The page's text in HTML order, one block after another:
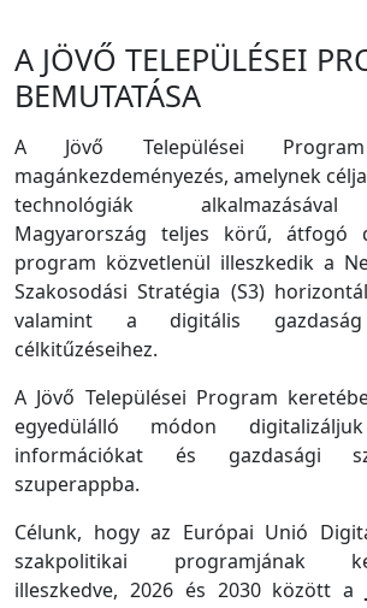
A JÖVŐ TELEPÜLÉSEI
BEMUTATÁSA
A Jövő Települései
magánkezdeményezés, amelynek
technológiák alkalmazásával
Magyarország teljes körű, átfogó
program közvetlenül illeszkedik a
Szakosodási Stratégia (S3)
valamint a digitális gazdaság
célkitűzéseihez.
A Jövő Települései Program
egyedülálló módon
információkat és gazdasági
szuperappba.
Célunk, hogy az Európai Unió
szakpolitikai programjának
illeszkedve, 2026 és 2030 között a